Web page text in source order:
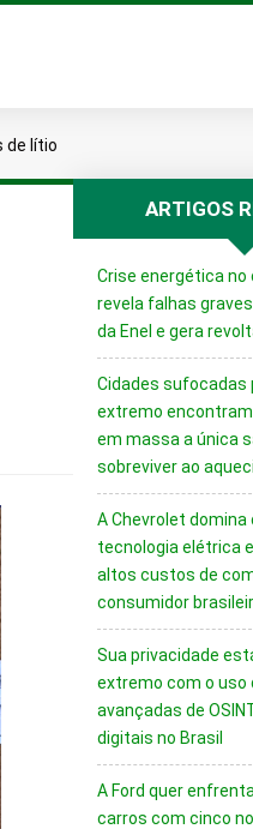
de lítio
ARTIGOS
Crise energética no
revela falhas
da Enel e gera
Cidades sufocadas
extremo
em massa a única
sobreviver ao
A Chevrolet
tecnologia elétrica
altos custos de
consumidor
Sua privacidade
extremo com o uso
avançadas de
digitais no Brasil
A Ford quer
carros com cinco